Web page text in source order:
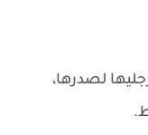
لصدرها،